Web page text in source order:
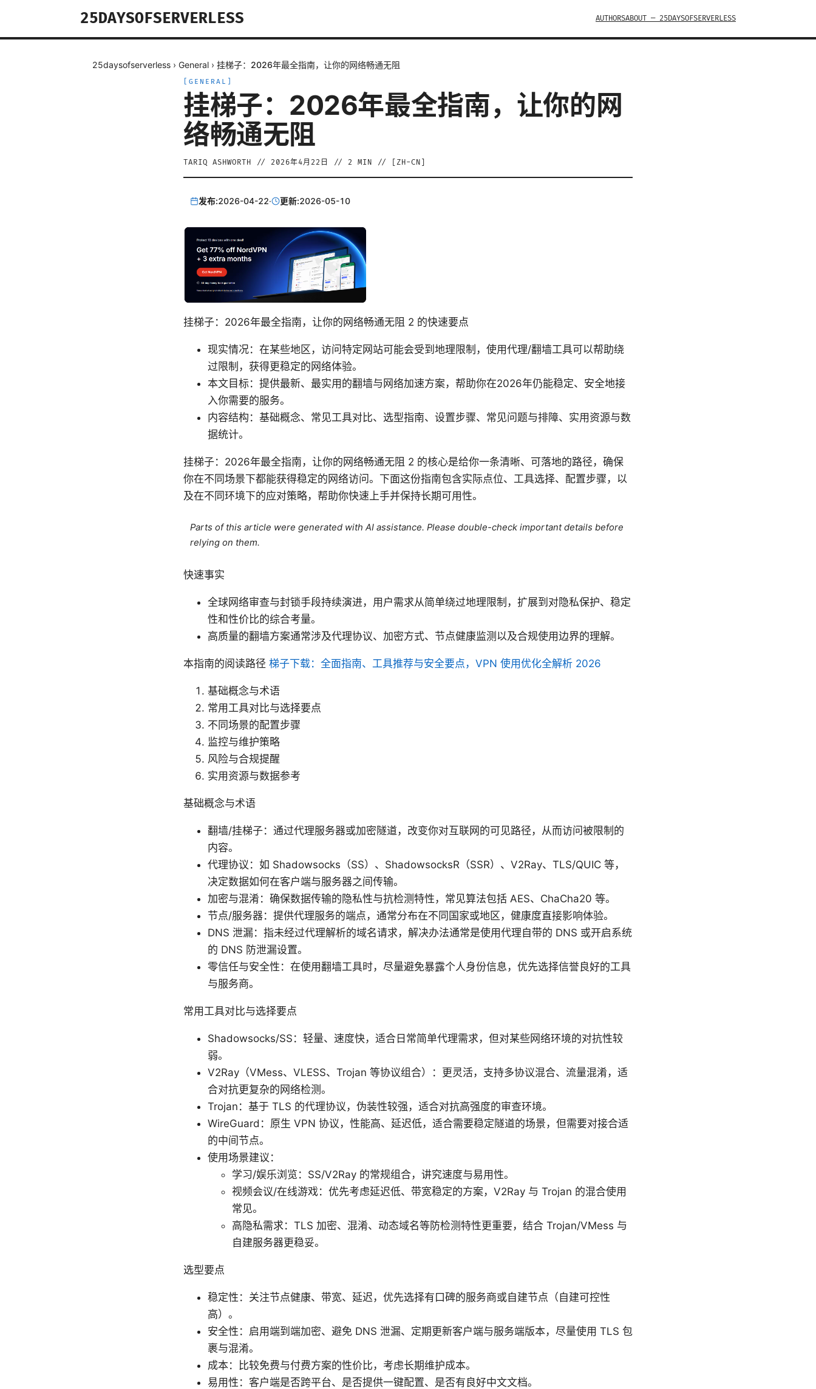
25DAYSOFSERVERLESS AUTHORSABOUT — 25DAYSOFSERVERLESS
25daysofserverless › General › 挂梯子：2026年最全指南，让你的网络畅通无阻
GENERAL
挂梯子：2026年最全指南，让你的网
络畅通无阻
TARIQ ASHWORTH // 2026年4月22日 // 2 MIN // [ ZH-CN
发布:2026-04-22· 更新:2026-05-10
挂梯子：2026年最全指南，让你的网络畅通无阻 2 的快速要点
现实情况：在某些地区，访问特定网站可能会受到地理限制，使用代理/翻墙工具可以帮助绕
过限制，获得更稳定的网络体验。
本文目标：提供最新、最实用的翻墙与网络加速方案，帮助你在2026年仍能稳定、安全地接
入你需要的服务。
内容结构：基础概念、常见工具对比、选型指南、设置步骤、常见问题与排障、实用资源与数
据统计。
挂梯子：2026年最全指南，让你的网络畅通无阻 2 的核心是给你一条清晰、可落地的路径，确保
你在不同场景下都能获得稳定的网络访问。下面这份指南包含实际点位、工具选择、配置步骤，以
及在不同环境下的应对策略，帮助你快速上手并保持长期可用性。
Parts of this article were generated with AI assistance. Please double-check important details before
relying on them.
快速事实
全球网络审查与封锁手段持续演进，用户需求从简单绕过地理限制，扩展到对隐私保护、稳定
性和性价比的综合考量。
高质量的翻墙方案通常涉及代理协议、加密方式、节点健康监测以及合规使用边界的理解。
本指南的阅读路径 梯子下载：全面指南、工具推荐与安全要点，VPN 使用优化全解析 2026
基础概念与术语
常用工具对比与选择要点
不同场景的配置步骤
监控与维护策略
风险与合规提醒
实用资源与数据参考
基础概念与术语
翻墙/挂梯子：通过代理服务器或加密隧道，改变你对互联网的可见路径，从而访问被限制的
内容。
代理协议：如 Shadowsocks（SS）、ShadowsocksR（SSR）、V2Ray、TLS/QUIC 等，
决定数据如何在客户端与服务器之间传输。
加密与混淆：确保数据传输的隐私性与抗检测特性，常见算法包括 AES、ChaCha20 等。
节点/服务器：提供代理服务的端点，通常分布在不同国家或地区，健康度直接影响体验。
DNS 泄漏：指未经过代理解析的域名请求，解决办法通常是使用代理自带的 DNS 或开启系统
的 DNS 防泄漏设置。
零信任与安全性：在使用翻墙工具时，尽量避免暴露个人身份信息，优先选择信誉良好的工具
与服务商。
常用工具对比与选择要点
Shadowsocks/SS：轻量、速度快，适合日常简单代理需求，但对某些网络环境的对抗性较
弱。
V2Ray（VMess、VLESS、Trojan 等协议组合）：更灵活，支持多协议混合、流量混淆，适
合对抗更复杂的网络检测。
Trojan：基于 TLS 的代理协议，伪装性较强，适合对抗高强度的审查环境。
WireGuard：原生 VPN 协议，性能高、延迟低，适合需要稳定隧道的场景，但需要对接合适
的中间节点。
使用场景建议：
学习/娱乐浏览：SS/V2Ray 的常规组合，讲究速度与易用性。
视频会议/在线游戏：优先考虑延迟低、带宽稳定的方案，V2Ray 与 Trojan 的混合使用
常见。
高隐私需求：TLS 加密、混淆、动态域名等防检测特性更重要，结合 Trojan/VMess 与
自建服务器更稳妥。
选型要点
稳定性：关注节点健康、带宽、延迟，优先选择有口碑的服务商或自建节点（自建可控性
高）。
安全性：启用端到端加密、避免 DNS 泄漏、定期更新客户端与服务端版本，尽量使用 TLS 包
裹与混淆。
成本：比较免费与付费方案的性价比，考虑长期维护成本。
易用性：客户端是否跨平台、是否提供一键配置、是否有良好中文文档。